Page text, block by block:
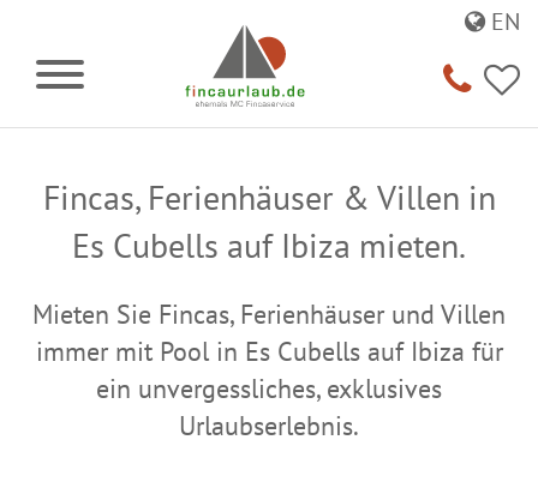
EN
Fincas, Ferienhäuser & Villen in
Es Cubells auf Ibiza mieten.
Mieten Sie Fincas, Ferienhäuser und Villen
immer mit Pool in Es Cubells auf Ibiza für
ein unvergessliches, exklusives
Urlaubserlebnis.